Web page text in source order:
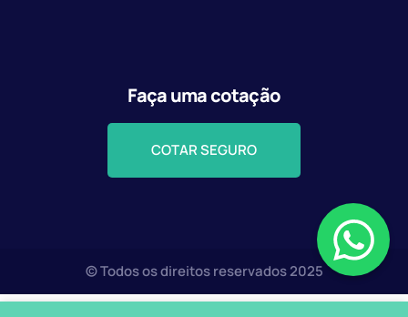
Faça uma cotação
COTAR SEGURO
© Todos os direitos reservados 2025